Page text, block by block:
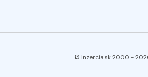
© Inzercia.sk 2000 -